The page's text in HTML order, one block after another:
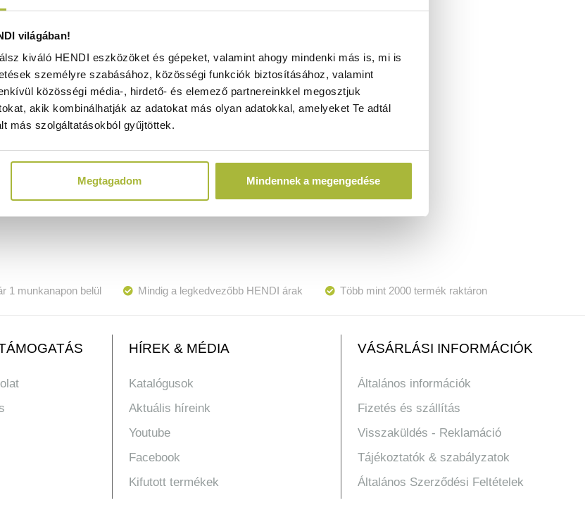
világában!
kiváló HENDI eszközöket és gépeket, valamint ahogy mindenki más is, mi is
személyre szabásához, közösségi funkciók biztosításához, valamint
közösségi média-, hirdető- és elemező partnereinkkel megosztjuk
akik kombinálhatják az adatokat más olyan adatokkal, amelyeket Te adtál
más szolgáltatásokból gyűjtöttek.
Megtagadom Mindennek a megengedése
for 239292 - HENDI
944271
Ft+ ÁFA)
1 munkanapon belül Mindig a legkedvezőbb HENDI árak Több mint 2000 termék raktáron
HÍREK & MÉDIA
Katalógusok
Aktuális híreink
Youtube
Facebook
Kifutott termékek
VÁSÁRLÁSI INFORMÁCIÓK
Általános információk
Fizetés és szállítás
Visszaküldés - Reklamáció
Tájékoztatók & szabályzatok
Általános Szerződési Feltételek